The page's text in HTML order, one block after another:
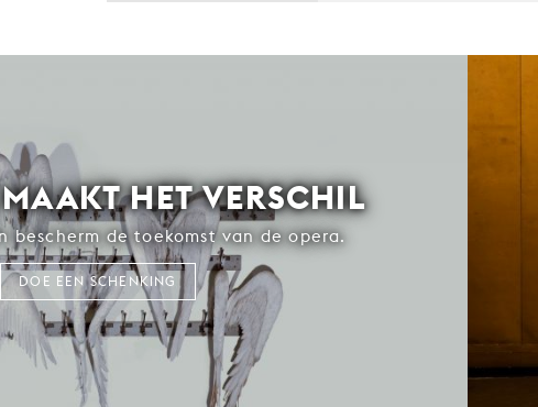
HET VERSCHIL
bescherm de toekomst van de opera.
DOE EEN SCHENKING